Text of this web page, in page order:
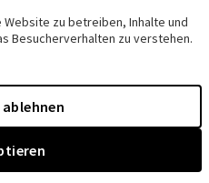
zu betreiben, Inhalte und
Besucherverhalten zu verstehen.